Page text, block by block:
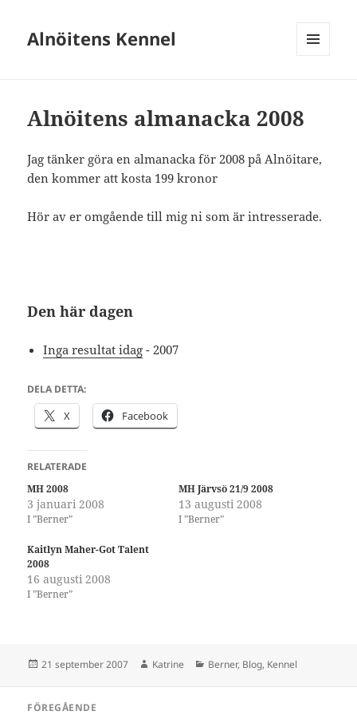
Alnöitens Kennel
Alnöitens almanacka 2008
Jag tänker göra en almanacka för 2008 på Alnöitare,
den kommer att kosta 199 kronor
Hör av er omgående till mig ni som är intresserade.
Den här dagen
Inga resultat idag - 2007
DELA DETTA:
X Facebook
RELATERADE
MH 2008
3 januari 2008
I ”Berner”
MH Järvsö 21/9 2008
13 augusti 2008
I ”Berner”
Kaitlyn Maher-Got Talent
2008
16 augusti 2008
I ”Berner”
Postat
21 september 2007 Författare
Katrine Kategorier
Berner, Blog, Kennel
FÖREGÅENDE